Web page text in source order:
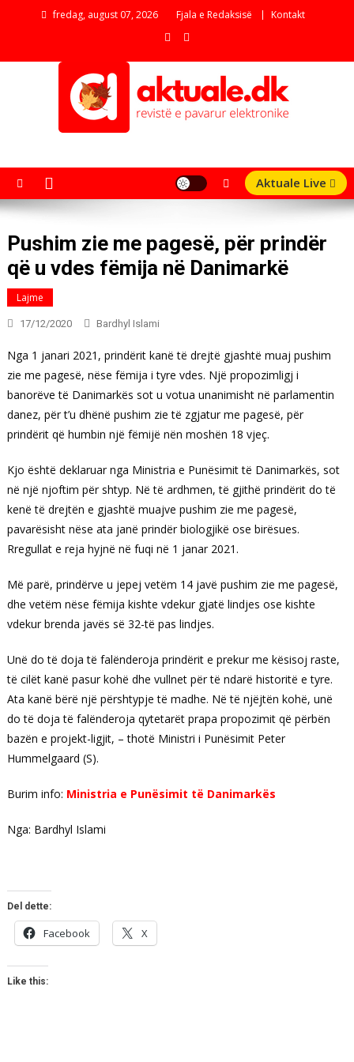
fredag, august 07, 2026 Fjala e Redaksisë Kontakt
Aktuale Live
Pushim zie me pagesë, për prindër
që u vdes fëmija në Danimarkë
Lajme
17/12/2020 Bardhyl Islami
Nga 1 janari 2021, prindërit kanë të drejtë gjashtë muaj pushim
zie me pagesë, nëse fëmija i tyre vdes. Një propozimligj i
banorëve të Danimarkës sot u votua unanimisht në parlamentin
danez, për t’u dhënë pushim zie të zgjatur me pagesë, për
prindërit që humbin një fëmijë nën moshën 18 vjeç.
Kjo është deklaruar nga Ministria e Punësimit të Danimarkës, sot
në një njoftim për shtyp. Në të ardhmen, të gjithë prindërit do të
kenë të drejtën e gjashtë muajve pushim zie me pagesë,
pavarësisht nëse ata janë prindër biologjikë ose birësues.
Rregullat e reja hyjnë në fuqi në 1 janar 2021.
Më parë, prindërve u jepej vetëm 14 javë pushim zie me pagesë,
dhe vetëm nëse fëmija kishte vdekur gjatë lindjes ose kishte
vdekur brenda javës së 32-të pas lindjes.
Unë do të doja të falënderoja prindërit e prekur me kësisoj raste,
të cilët kanë pasur kohë dhe vullnet për të ndarë historitë e tyre.
Ata kanë bërë një përshtypje të madhe. Në të njëjtën kohë, unë
do të doja të falënderoja qytetarët prapa propozimit që përbën
bazën e projekt-ligjit, – thotë Ministri i Punësimit Peter
Hummelgaard (S).
Burim info: Ministria e Punësimit të Danimarkës
Nga: Bardhyl Islami
Del dette:
Facebook X
Like this: